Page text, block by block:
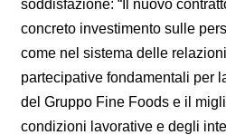
soddisfazione: “Il nuovo
concreto investimento sulle
come nel sistema delle
partecipative fondamentali per
del Gruppo Fine Foods e il
condizioni lavorative e degli